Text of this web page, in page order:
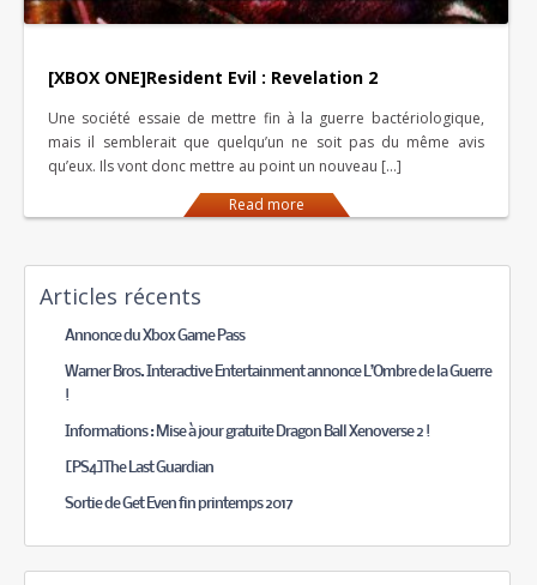
[XBOX ONE]Resident Evil : Revelation 2
Une société essaie de mettre fin à la guerre bactériologique,
mais il semblerait que quelqu’un ne soit pas du même avis
qu’eux. Ils vont donc mettre au point un nouveau […]
Read more
Articles récents
Annonce du Xbox Game Pass
Warner Bros. Interactive Entertainment annonce L’Ombre de la Guerre
!
Informations : Mise à jour gratuite Dragon Ball Xenoverse 2 !
[PS4]The Last Guardian
Sortie de Get Even fin printemps 2017